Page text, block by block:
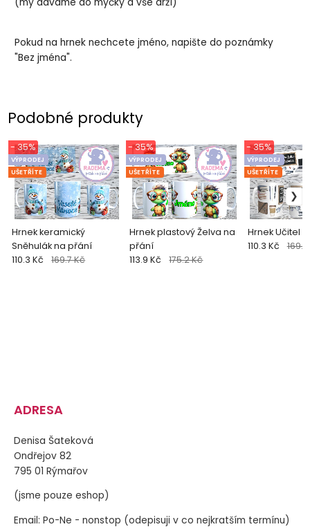
Pokud na hrnek nechcete jméno, napište do poznámky
"Bez jména".
Podobné produkty
Hrnek keramický
Sněhulák na přání
VÝPRODEJ
UŠETŘÍTE
- 35%
110.3 Kč 169.7 Kč
Hrnek plastový Želva na
přání
VÝPRODEJ
UŠETŘÍTE
- 35%
113.9 Kč 175.2 Kč
Hrnek Učitel -
VÝPRODEJ
UŠETŘÍTE
- 35%
110.3 Kč
ADRESA
Denisa Šateková
Ondřejov 82
795 01 Rýmařov
(jsme pouze eshop)
Email: Po-Ne - nonstop (odepisuji v co nejkratším termínu)